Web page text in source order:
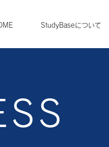
StudyBaseについて